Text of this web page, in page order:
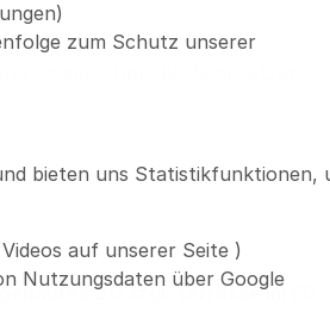
Etage - Tipp: 80 % ansetzen
DG zzgl. Terrasse im EG
zum Schutz unserer
bieten uns Statistikfunktionen,
auf unserer Seite )
Nutzungsdaten über Google